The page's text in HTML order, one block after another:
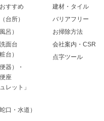
すすめ
台所）
呂）
面台
台）
器）・
座
レット」
口・水道）
建材・タイル
バリアフリー
お掃除方法
会社案内・CSR
点字ツール